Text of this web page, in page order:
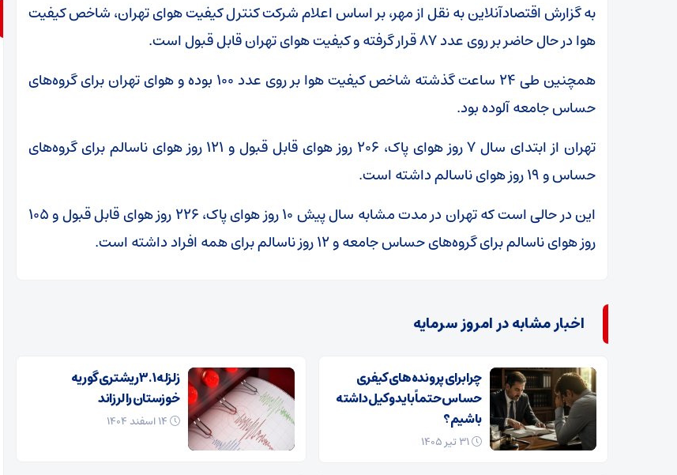
به گزارش اقتصادآنلاین به نقل از مهر، بر اساس اعلام شرکت کنترل کیفیت هوای تهران، شاخص کیفیت
هوا در حال حاضر بر روی عدد ۸۷ قرار گرفته و کیفیت هوای تهران قابل قبول است.
همچنین طی ۲۴ ساعت گذشته شاخص کیفیت هوا بر روی عدد ۱۰۰ بوده و هوای تهران برای گروه‌های
حساس جامعه آلوده بود.
تهران از ابتدای سال ۷ روز هوای پاک، ۲۰۶ روز هوای قابل قبول و ۱۲۱ روز هوای ناسالم برای گروه‌های
حساس و ۱۹ روز هوای ناسالم داشته است.
این در حالی است که تهران در مدت مشابه سال پیش ۱۰ روز هوای پاک، ۲۲۶ روز هوای قابل قبول و ۱۰۵
روز هوای ناسالم برای گروه‌های حساس جامعه و ۱۲ روز ناسالم برای همه افراد داشته است.
اخبار مشابه در امروز سرمایه
چرا برای پرونده‌های کیفری
حساس حتماً باید وکیل داشته
باشیم؟
زلزله ۳.۱ ریشتری گوریه
خوزستان را لرزاند